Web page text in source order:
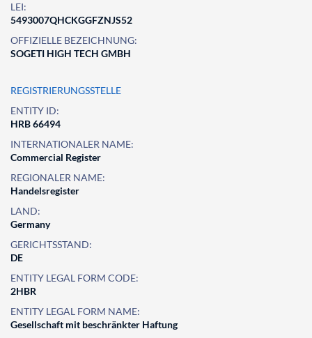
LEI:
5493007QHCKGGFZNJS52
OFFIZIELLE BEZEICHNUNG:
SOGETI HIGH TECH GMBH
REGISTRIERUNGSSTELLE
ENTITY ID:
HRB 66494
INTERNATIONALER NAME:
Commercial Register
REGIONALER NAME:
Handelsregister
LAND:
Germany
GERICHTSSTAND:
DE
ENTITY LEGAL FORM CODE:
2HBR
ENTITY LEGAL FORM NAME:
Gesellschaft mit beschränkter Haftung